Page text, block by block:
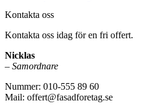
Kontakta oss
Kontakta oss idag för en fri offert.
Nicklas
– Samordnare
Nummer: 010-555 89 60
Mail: offert@fasadforetag.se